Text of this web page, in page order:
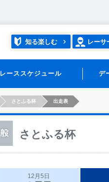
知る楽しむ レーサ
レーススケジュール デ
さとふる杯 出走表
さとふる杯
12月5日